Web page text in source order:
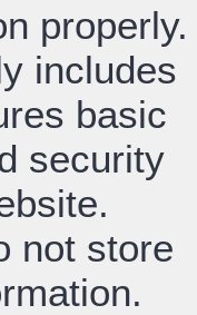
properly.
includes
basic
security
not store